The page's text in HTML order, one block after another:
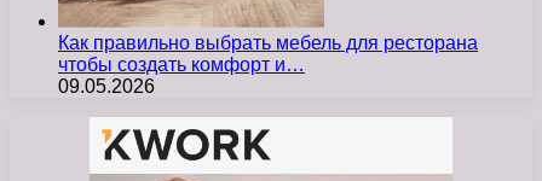
Как правильно выбрать мебель для ресторана
чтобы создать комфорт и…
09.05.2026